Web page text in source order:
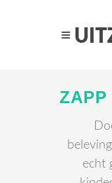
ZAPP
echt